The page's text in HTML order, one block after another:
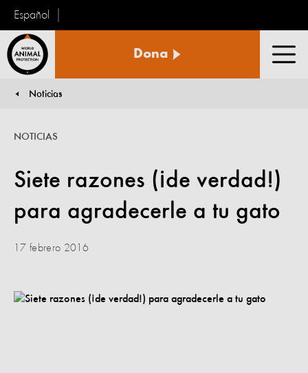
Español
Animal
Dona
Noticias
Siete razones (¡de verdad!)
para agradecerle a tu gato
NOTICIAS
17 febrero 2016